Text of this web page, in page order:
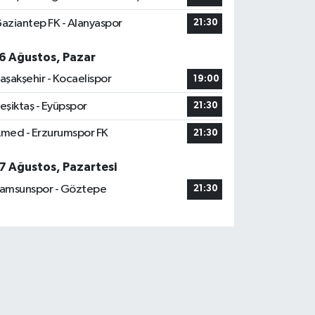
FK - Alanyaspor 21:30
Ağustos, Pazar
- Kocaelispor
19:00
- Eyüpspor 21:30
- Erzurumspor FK 21:30
Ağustos, Pazartesi
- Göztepe
21:30